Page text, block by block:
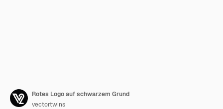
Rotes Logo auf schwarzem Grund
vectortwins